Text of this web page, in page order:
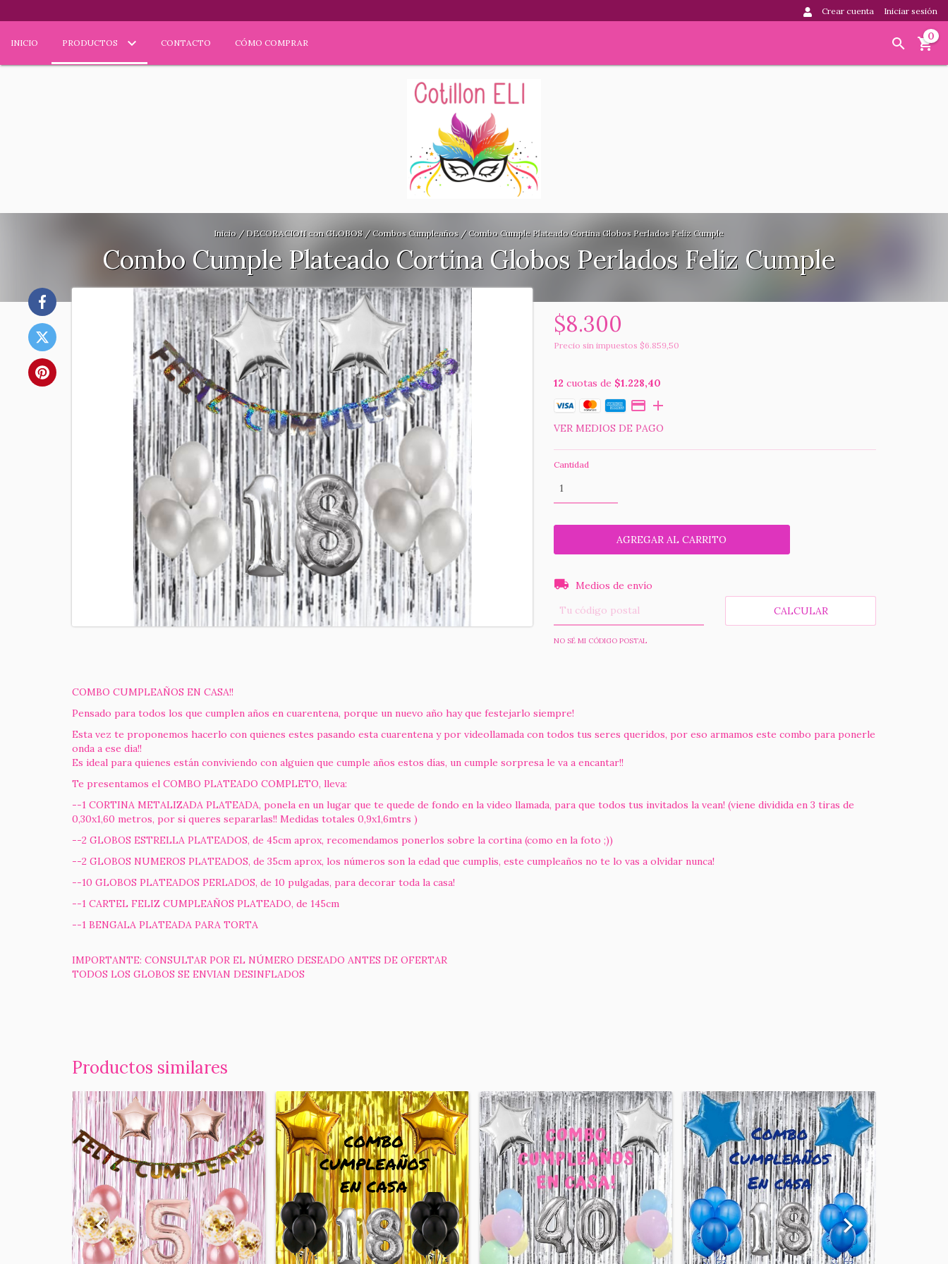
Crear cuenta Iniciar sesión
INICIO PRODUCTOS CONTACTO CÓMO COMPRAR
0
Inicio / DECORACION con GLOBOS / Combos Cumpleaños / Combo Cumple Plateado Cortina Globos Perlados Feliz Cumple
Combo Cumple Plateado Cortina Globos Perlados Feliz Cumple
$8.300
Precio sin impuestos $6.859,50
12 cuotas de $1.228,40
VER MEDIOS DE PAGO
Cantidad
Entregas para el CP:
Medios de envío
CALCULAR
NO SÉ MI CÓDIGO POSTAL
COMBO CUMPLEAÑOS EN CASA!!
Pensado para todos los que cumplen años en cuarentena, porque un nuevo año hay que festejarlo siempre!
Esta vez te proponemos hacerlo con quienes estes pasando esta cuarentena y por videollamada con todos tus seres queridos, por eso armamos este combo para ponerle
onda a ese dia!!
Es ideal para quienes están conviviendo con alguien que cumple años estos días, un cumple sorpresa le va a encantar!!
Te presentamos el COMBO PLATEADO COMPLETO, lleva:
--1 CORTINA METALIZADA PLATEADA, ponela en un lugar que te quede de fondo en la video llamada, para que todos tus invitados la vean! (viene dividida en 3 tiras de
0,30x1,60 metros, por si queres separarlas!! Medidas totales 0,9x1,6mtrs )
--2 GLOBOS ESTRELLA PLATEADOS, de 45cm aprox, recomendamos ponerlos sobre la cortina (como en la foto ;))
--2 GLOBOS NUMEROS PLATEADOS, de 35cm aprox, los números son la edad que cumplis, este cumpleaños no te lo vas a olvidar nunca!
--10 GLOBOS PLATEADOS PERLADOS, de 10 pulgadas, para decorar toda la casa!
--1 CARTEL FELIZ CUMPLEAÑOS PLATEADO, de 145cm
--1 BENGALA PLATEADA PARA TORTA
IMPORTANTE: CONSULTAR POR EL NÚMERO DESEADO ANTES DE OFERTAR
TODOS LOS GLOBOS SE ENVIAN DESINFLADOS
Productos similares